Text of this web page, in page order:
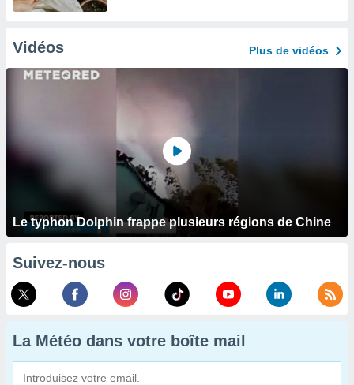
Vidéos Plus de vidéos
Le typhon Dolphin frappe plusieurs régions de Chine
Suivez-nous
La Météo dans votre boîte mail